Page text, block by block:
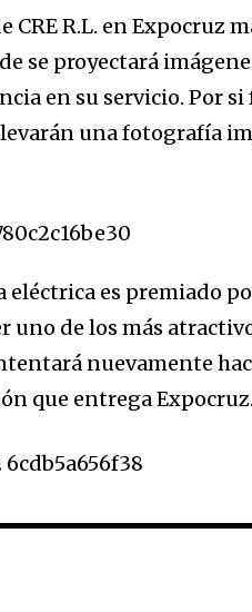
we respect your privacy
is safe with us.
CRE R.L. en Expocruz
se proyectará
en su servicio. Por si
una fotografía
es premiado
uno de los más
nuevamente
que entrega Expocruz.